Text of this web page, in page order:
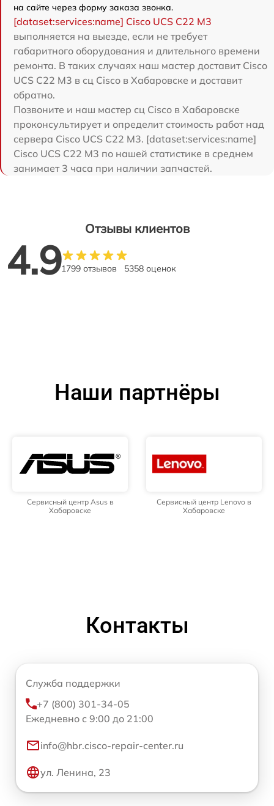
на сайте через форму заказа звонка.
[dataset:services:name] Cisco UCS C22 M3
выполняется на выезде, если не требует
габаритного оборудования и длительного времени
ремонта. В таких случаях наш мастер доставит Cisco
UCS C22 M3 в сц Cisco в Хабаровске и доставит
обратно.
Позвоните и наш мастер сц Cisco в Хабаровске
проконсультирует и определит стоимость работ над
сервера Cisco UCS C22 M3. [dataset:services:name]
Cisco UCS C22 M3 по нашей статистике в среднем
занимает 3 часа при наличии запчастей.
Отзывы клиентов
4.91799 отзывов 5358 оценок
Наши партнёры
Сервисный центр Asus в
Хабаровске
Сервисный центр Lenovo в
Хабаровске
Контакты
Служба поддержки
+7 (800) 301-34-05
Ежедневно с 9:00 до 21:00
info@hbr.cisco-repair-center.ru
ул. Ленина, 23